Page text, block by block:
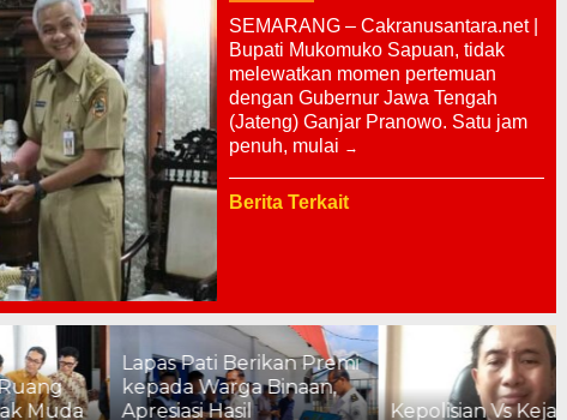
SEMARANG – Cakranusantara.net |
Bupati Mukomuko Sapuan, tidak
melewatkan momen pertemuan
dengan Gubernur Jawa Tengah
(Jateng) Ganjar Pranowo. Satu jam
penuh, mulai
Berita Terkait
Lapas Pati Berikan Premi
kepada Warga Binaan,
Apresiasi Hasil
Kepolisian Vs Kejagung